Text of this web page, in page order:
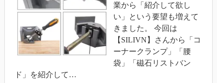
業から「紹介して欲し
い」という要望も増えて
きました。 今回は
【SILIVN】さんから「コ
ーナークランプ」「腰
袋」「磁石リストバン
ド」を紹介して…